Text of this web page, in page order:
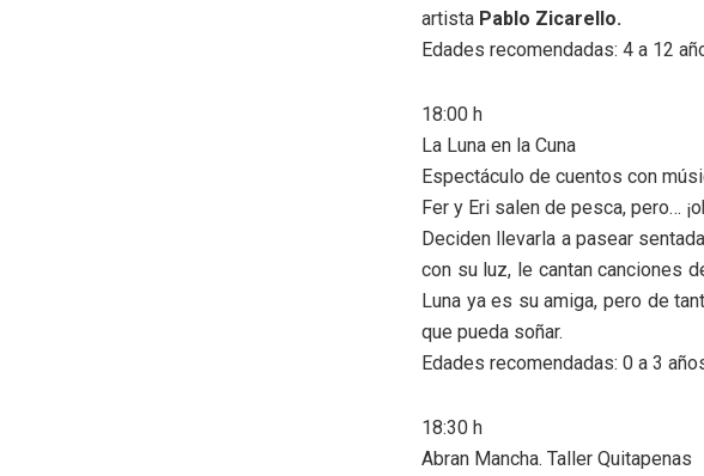
artista Pablo Zicarello.
Edades recomendadas: 4 a 12
18:00 h
La Luna en la Cuna
Espectáculo de cuentos con
Fer y Eri salen de pesca, pero…
Deciden llevarla a pasear
con su luz, le cantan canciones
Luna ya es su amiga, pero de
que pueda soñar.
Edades recomendadas: 0 a 3
18:30 h
Abran Mancha. Taller Quitapenas